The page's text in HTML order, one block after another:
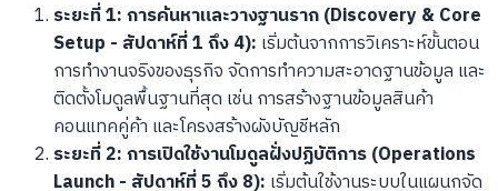
ระยะที่ 1: การค้นหาและวางฐานราก (Discovery & Core
Setup - สัปดาห์ที่ 1 ถึง 4): เริ่มต้นจากการวิเคราะห์ขั้นตอน
การทำงานจริงของธุรกิจ จัดการทำความสะอาดฐานข้อมูล และ
ติดตั้งโมดูลพื้นฐานที่สุด เช่น การสร้างฐานข้อมูลสินค้า
คอนแทคคู่ค้า และโครงสร้างผังบัญชีหลัก
ระยะที่ 2: การเปิดใช้งานโมดูลฝั่งปฏิบัติการ (Operations
Launch - สัปดาห์ที่ 5 ถึง 8): เริ่มต้นใช้งานระบบในแผนกจัด